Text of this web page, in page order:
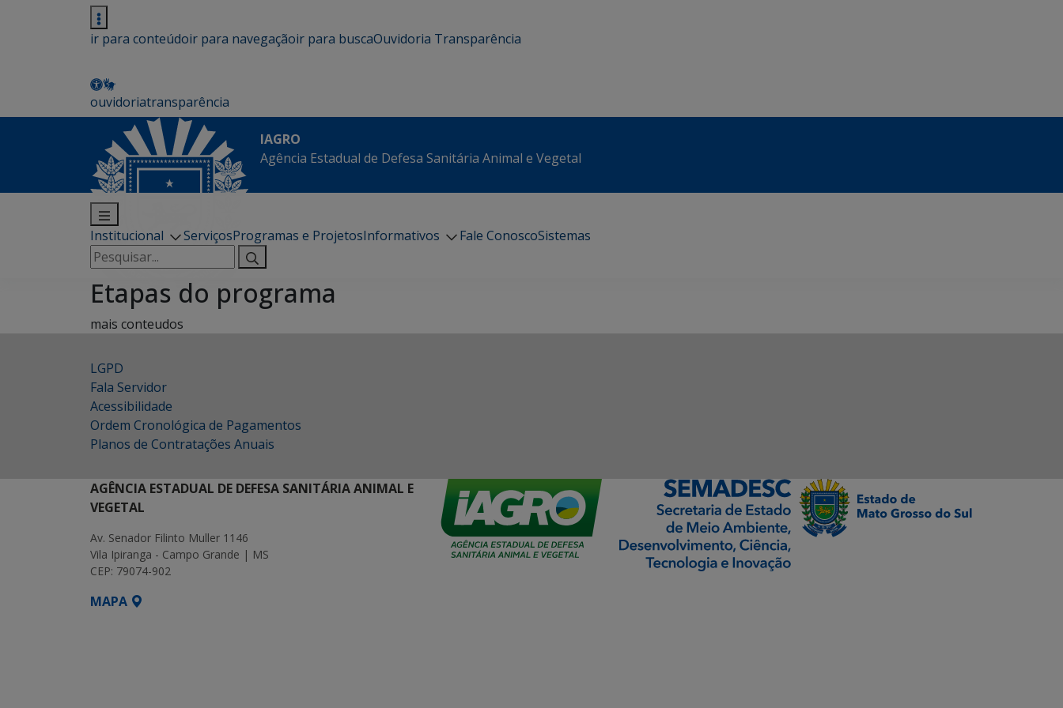
ir para conteúdoir para navegaçãoir para buscaOuvidoria Transparência
ouvidoriatransparência
IAGRO
Agência Estadual de Defesa Sanitária Animal e Vegetal
Institucional ServiçosProgramas e ProjetosInformativos Fale ConoscoSistemas
Pesquisar
por:
Etapas do programa
mais conteudos
LGPD
Fala Servidor
Acessibilidade
Ordem Cronológica de Pagamentos
Planos de Contratações Anuais
AGÊNCIA ESTADUAL DE DEFESA SANITÁRIA ANIMAL E
VEGETAL
Av. Senador Filinto Muller 1146
Vila Ipiranga - Campo Grande | MS
CEP: 79074-902
MAPA